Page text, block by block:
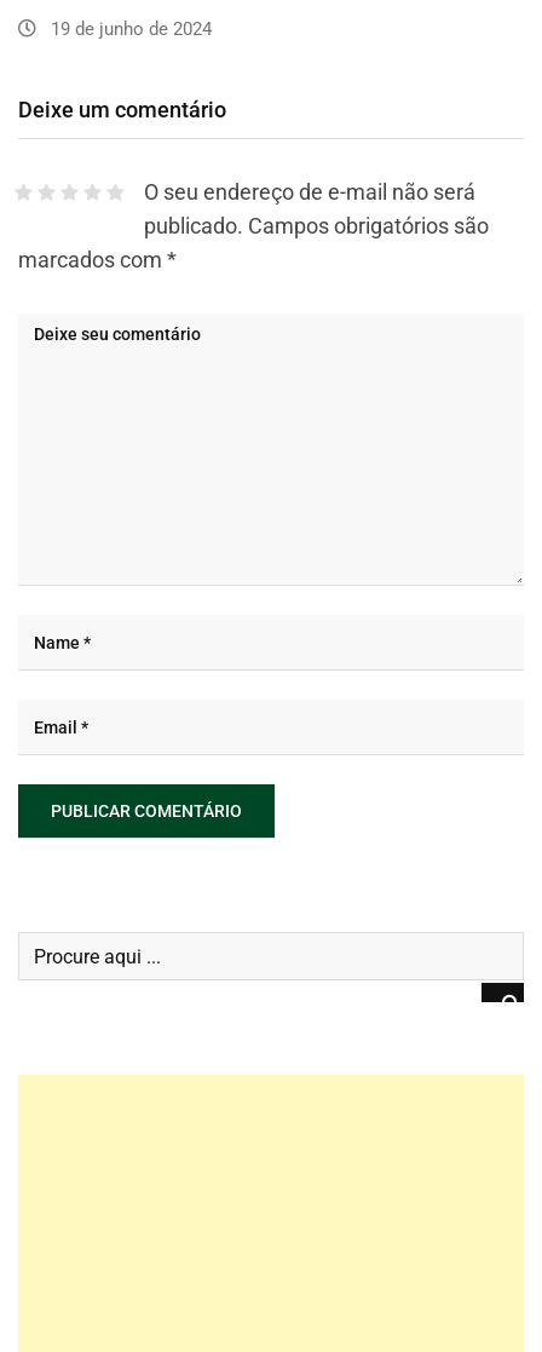
19 de junho de 2024
Deixe um comentário
O seu endereço de e-mail não será
publicado. Campos obrigatórios são
marcados com *